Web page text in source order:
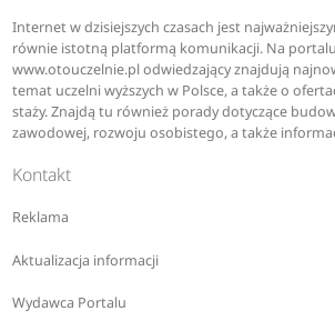
Internet w dzisiejszych czasach jest
równie istotną platformą komunikacji. Na
www.otouczelnie.pl odwiedzający znajdują
temat uczelni wyższych w Polsce, a także o
staży. Znajdą tu również porady dotyczące
zawodowej, rozwoju osobistego, a także
Kontakt
Reklama
Aktualizacja informacji
Wydawca Portalu